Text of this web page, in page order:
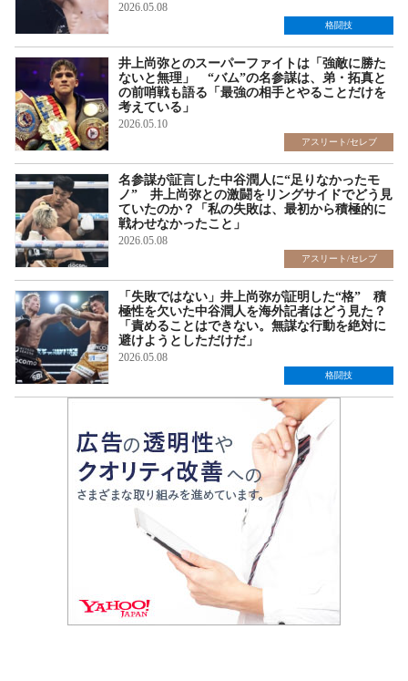
2026.05.08
格闘技
井上尚弥とのスーパーファイトは「強敵に勝た
ないと無理」 “バム”の名参謀は、弟・拓真と
の前哨戦も語る「最強の相手とやることだけを
考えている」
2026.05.10
アスリート/セレブ
名参謀が証言した中谷潤人に“足りなかったモ
ノ” 井上尚弥との激闘をリングサイドでどう見
ていたのか？「私の失敗は、最初から積極的に
戦わせなかったこと」
2026.05.08
アスリート/セレブ
「失敗ではない」井上尚弥が証明した“格” 積
極性を欠いた中谷潤人を海外記者はどう見た？
「責めることはできない。無謀な行動を絶対に
避けようとしただけだ」
2026.05.08
格闘技